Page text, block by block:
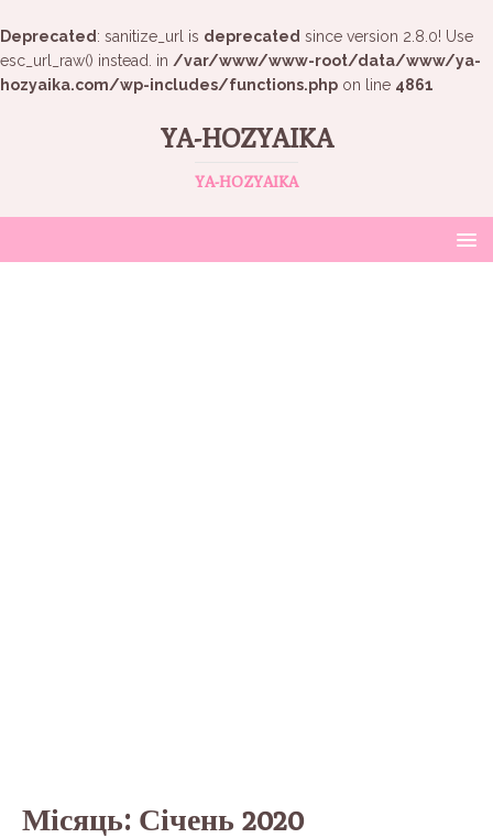
Deprecated : sanitize_url is deprecated since version 2.8.0! Use
esc_url_raw() instead. in /var/www/www-root/data/www/ya-
hozyaika.com/wp-includes/functions.php on line 4861
YA-HOZYAIKA
YA-HOZYAIKA
Місяць: Січень 2020